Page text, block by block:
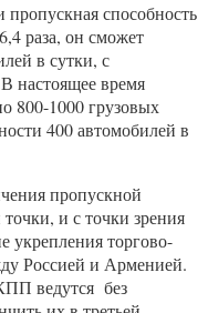
способность
раза, он сможет
в сутки, с
настоящее время
800-1000 грузовых
400 автомобилей в
пропускной
и с точки зрения
укрепления торгово-
Россией и Арменией.
ведутся без